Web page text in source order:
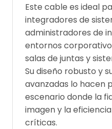
Este cable es ideal
integradores de
administradores de
entornos
salas de juntas y
Su diseño robusto y
avanzadas lo hacen
escenario donde la
imagen y la
críticas.